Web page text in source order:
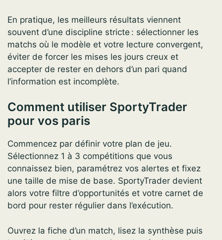
En pratique, les meilleurs résultats viennent
souvent d’une discipline stricte : sélectionner les
matchs où le modèle et votre lecture convergent,
éviter de forcer les mises les jours creux et
accepter de rester en dehors d’un pari quand
l’information est incomplète.
Comment utiliser SportyTrader
pour vos paris
Commencez par définir votre plan de jeu.
Sélectionnez 1 à 3 compétitions que vous
connaissez bien, paramétrez vos alertes et fixez
une taille de mise de base. SportyTrader devient
alors votre filtre d’opportunités et votre carnet de
bord pour rester régulier dans l’exécution.
Ouvrez la fiche d’un match, lisez la synthèse puis